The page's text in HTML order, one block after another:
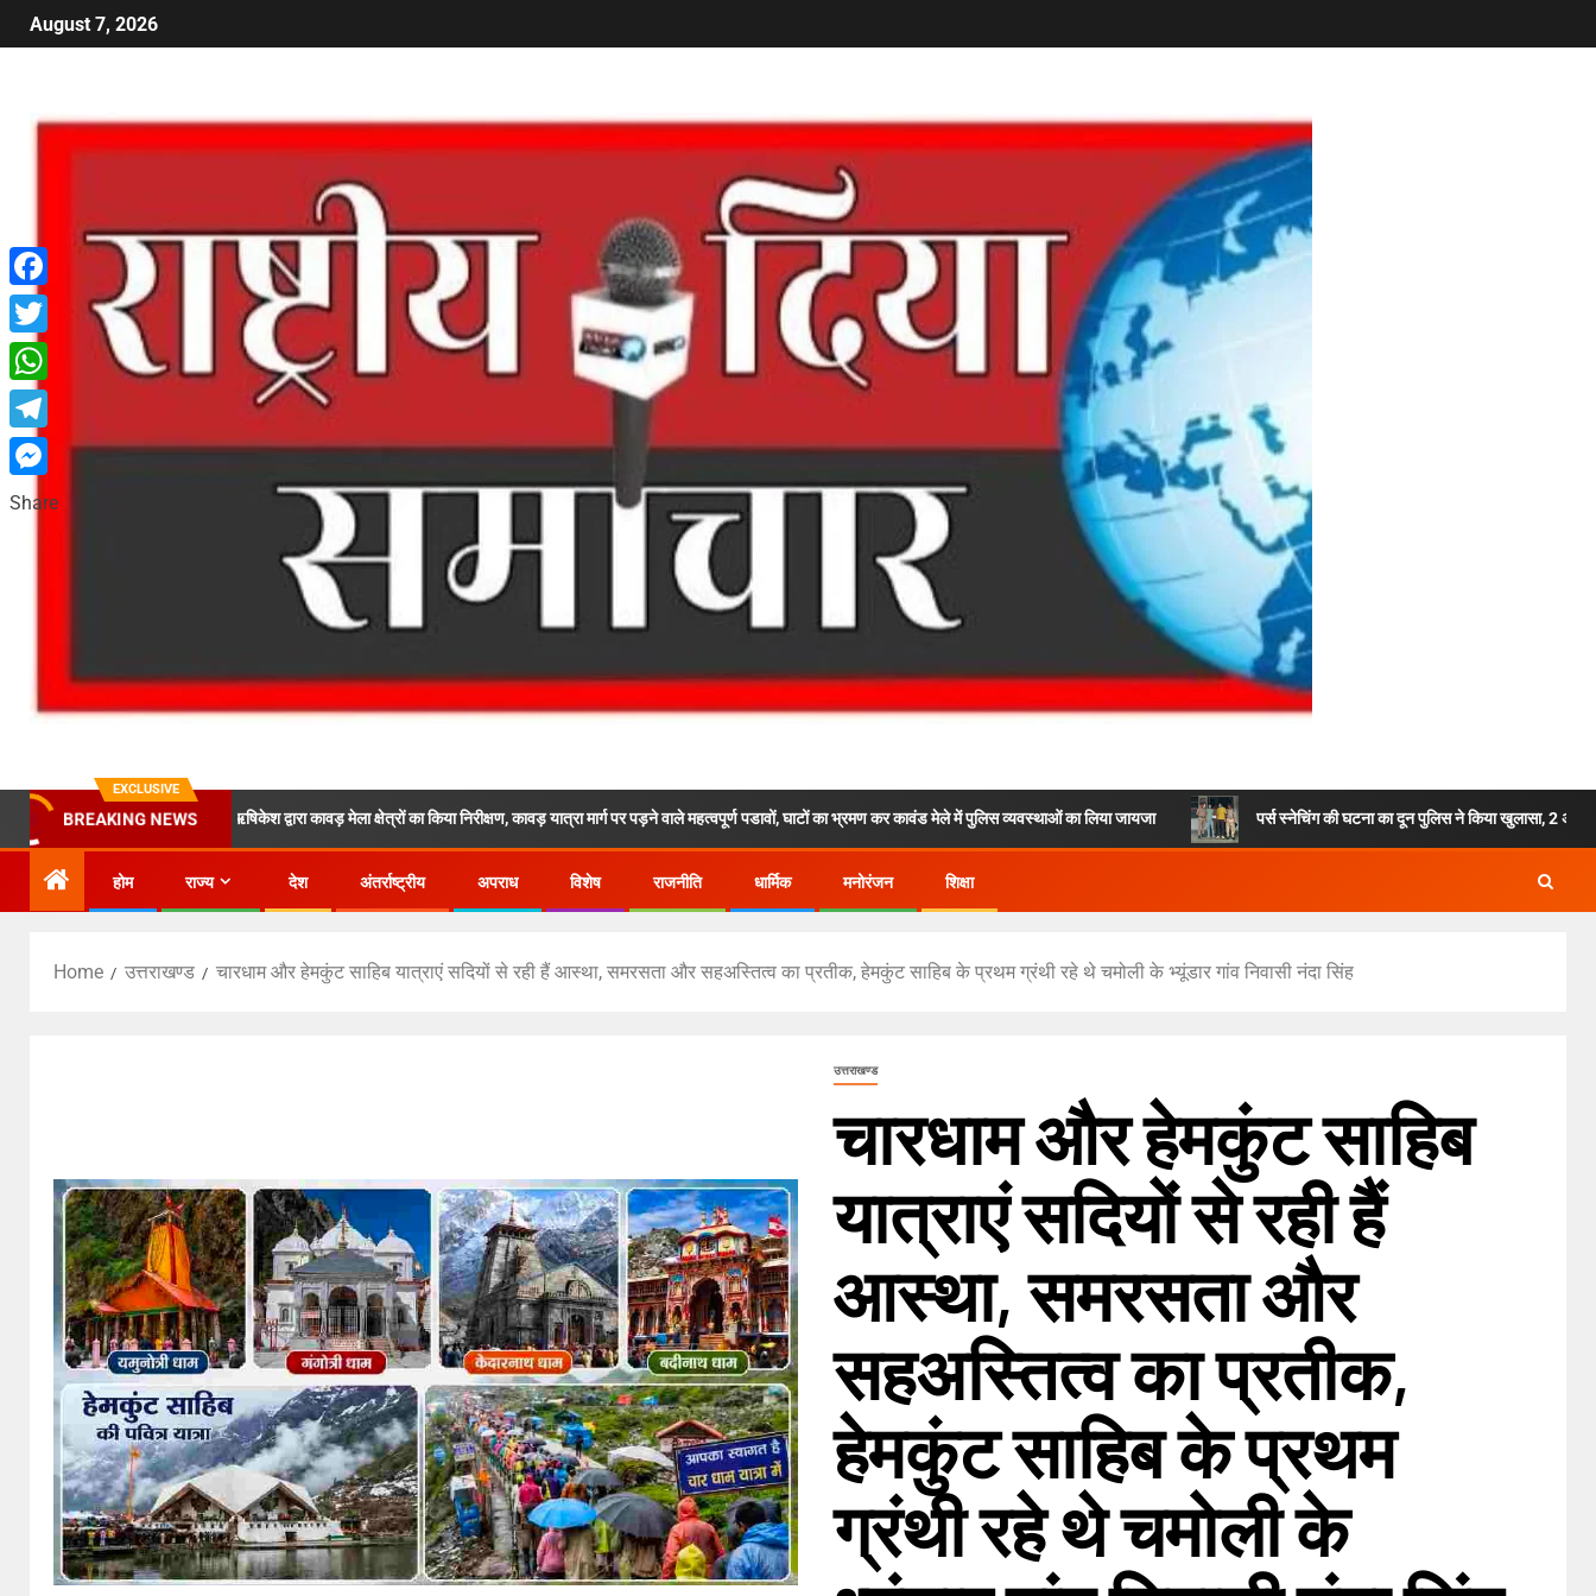
August 7, 2026
EXCLUSIVE
BREAKING NEWS
दून के निर्देशों पर एसपी ऋषिकेश द्वारा कावड़ मेला क्षेत्रों का किया निरीक्षण, कावड़ यात्रा मार्ग पर पड़ने वाले महत्वपूर्ण पडावों, घाटों का भ्रमण कर कावंड मेले में पुलिस व्यवस्थाओं का लिया जायजा पर्स स्नेचिंग की घटना का दून पुलिस ने किया खुलासा, 2 अभियुक्तों को किया
होम राज्य देश अंतर्राष्ट्रीय अपराध विशेष राजनीति धार्मिक मनोरंजन शिक्षा
Home उत्तराखण्ड चारधाम और हेमकुंट साहिब यात्राएं सदियों से रही हैं आस्था, समरसता और सहअस्तित्व का प्रतीक, हेमकुंट साहिब के प्रथम ग्रंथी रहे थे चमोली के भ्यूंडार गांव निवासी नंदा सिंह
उत्तराखण्ड
चारधाम और हेमकुंट साहिब
यात्राएं सदियों से रही हैं
आस्था, समरसता और
सहअस्तित्व का प्रतीक,
हेमकुंट साहिब के प्रथम
ग्रंथी रहे थे चमोली के
Facebook
Twitter
WhatsApp
Telegram
Messenger
Share